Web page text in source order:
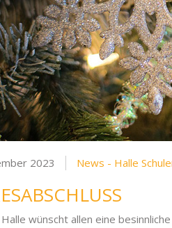
2023 News - Halle
wünscht allen eine